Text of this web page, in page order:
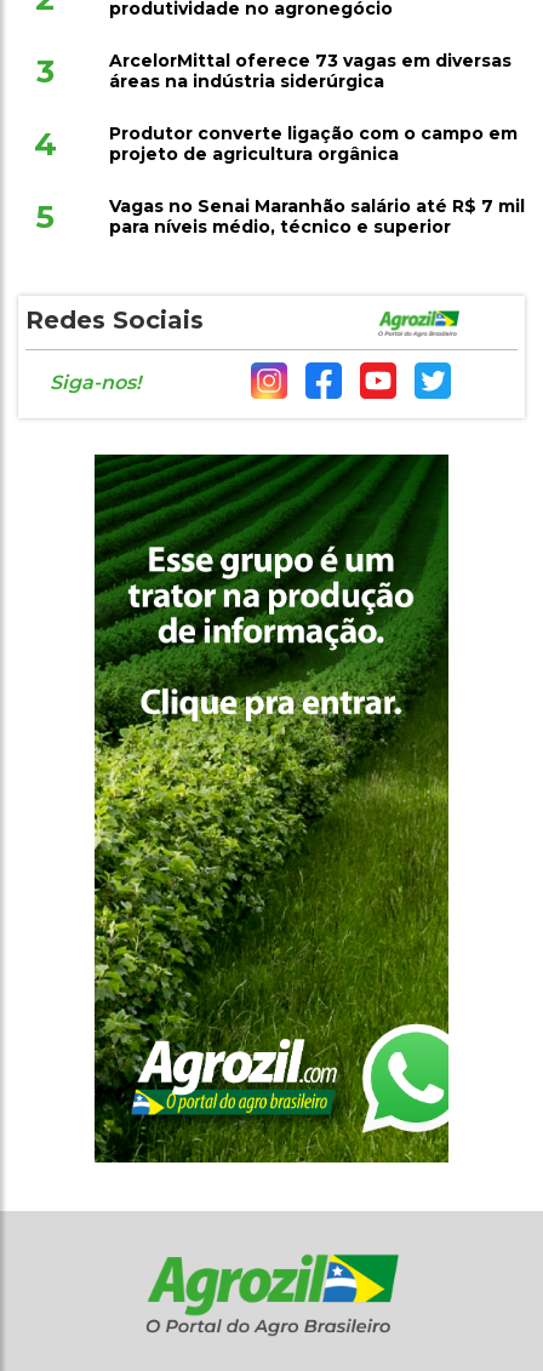
áreas na indústria siderúrgica
projeto de agricultura orgânica
para níveis médio, técnico e superior
Redes Sociais
Siga-nos!